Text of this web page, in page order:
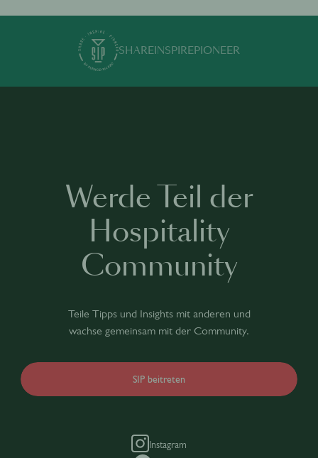
SHAREINSPIREPIONEER
Werde Teil der
Hospitality
Community
Teile Tipps und Insights mit anderen und
wachse gemeinsam mit der Community.
SIP beitreten
Instagram